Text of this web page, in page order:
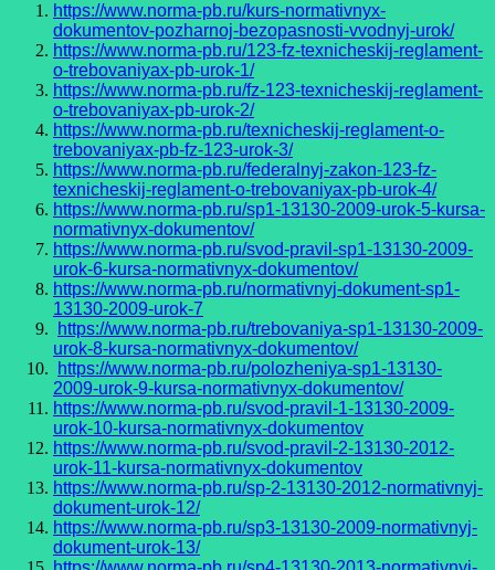
https://www.norma-pb.ru/kurs-normativnyx-
dokumentov-pozharnoj-bezopasnosti-vvodnyj-urok/
https://www.norma-pb.ru/123-fz-texnicheskij-reglament-
o-trebovaniyax-pb-urok-1/
https://www.norma-pb.ru/fz-123-texnicheskij-reglament-
o-trebovaniyax-pb-urok-2/
https://www.norma-pb.ru/texnicheskij-reglament-o-
trebovaniyax-pb-fz-123-urok-3/
https://www.norma-pb.ru/federalnyj-zakon-123-fz-
texnicheskij-reglament-o-trebovaniyax-pb-urok-4/
https://www.norma-pb.ru/sp1-13130-2009-urok-5-kursa-
normativnyx-dokumentov/
https://www.norma-pb.ru/svod-pravil-sp1-13130-2009-
urok-6-kursa-normativnyx-dokumentov/
https://www.norma-pb.ru/normativnyj-dokument-sp1-
13130-2009-urok-7
https://www.norma-pb.ru/trebovaniya-sp1-13130-2009-
urok-8-kursa-normativnyx-dokumentov/
https://www.norma-pb.ru/polozheniya-sp1-13130-
2009-urok-9-kursa-normativnyx-dokumentov/
https://www.norma-pb.ru/svod-pravil-1-13130-2009-
urok-10-kursa-normativnyx-dokumentov
https://www.norma-pb.ru/svod-pravil-2-13130-2012-
urok-11-kursa-normativnyx-dokumentov
https://www.norma-pb.ru/sp-2-13130-2012-normativnyj-
dokument-urok-12/
https://www.norma-pb.ru/sp3-13130-2009-normativnyj-
dokument-urok-13/